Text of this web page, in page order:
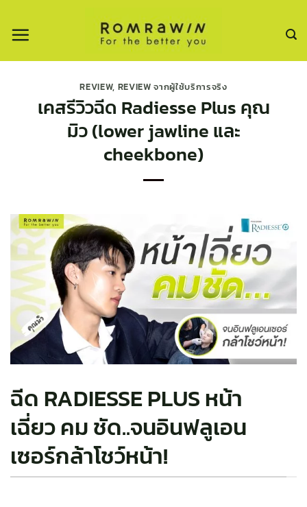
REVIEW, REVIEW จากผู้ใช้บริการจริง
เคสรีวิวฉีด Radiesse Plus คุณ
มิว (lower jawline และ
cheekbone)
ฉีด RADIESSE PLUS หน้า
เฉี่ยว คม ชัด..จนอินฟลูเอน
เซอร์กล้าโชว์หน้า!